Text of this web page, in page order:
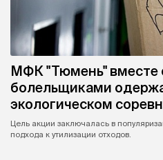
МФК "Тюмень" вместе
болельщиками
экологическом
Цель акции заключалась в
подхода к утилизации отходов.